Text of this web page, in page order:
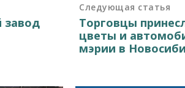
завод
Следующая статья
Торговцы
цветы и
мэрии в